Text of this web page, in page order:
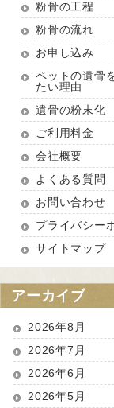
粉骨の工程
粉骨の流れ
お申し込み
ペットの遺骨
たい理由
遺骨の粉末化
ご利用料金
会社概要
よくある質問
お問い合わせ
プライバシー
サイトマップ
アーカイブ
2026年8月
2026年7月
2026年6月
2026年5月